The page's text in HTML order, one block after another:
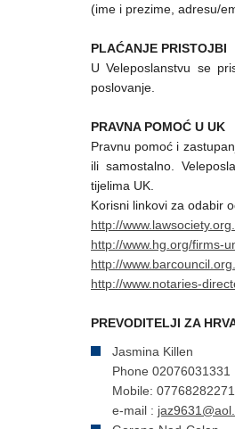
(ime i prezime, adresu/
PLAĆANJE PRISTOJBI
U Veleposlanstvu se
poslovanje.
PRAVNA POMOĆ U UK
Pravnu pomoć i
ili samostalno.
tijelima UK.
Korisni linkovi za odabir
http://
http://www.hg.org/firms-
http://
http://www.notaries-
PREVODITELJI ZA
Jasmina Killen
Phone 02076031331
Mobile: 07768282271
e-mail :